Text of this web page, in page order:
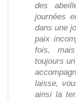
des
journées
dans une
paix
fois,
toujours
laisse,
ainsi la